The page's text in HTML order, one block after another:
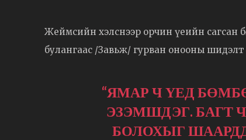
Жеймсийн хэлснээр орчин үеийн сагсан
булангаас /Завьж/ гурван онооны
“ЯМАР Ч ҮЕД
ЭЗЭМШДЭГ. БАГТ
БОЛОХЫГ